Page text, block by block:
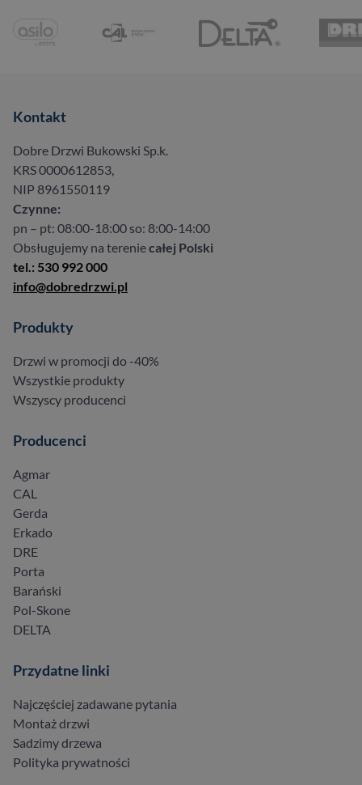
Kontakt
Dobre Drzwi Bukowski Sp.k.
KRS 0000612853,
NIP 8961550119
Czynne:
pn – pt: 08:00-18:00 so: 8:00-14:00
Obsługujemy na tereniecałej Polski
tel.: 530 992 000
info@dobredrzwi.pl
Produkty
Drzwi w promocji do -40%
Wszystkie produkty
Wszyscy producenci
Producenci
Agmar
CAL
Gerda
Erkado
DRE
Porta
Barański
Pol-Skone
DELTA
Przydatne linki
Najczęściej zadawane pytania
Montaż drzwi
Sadzimy drzewa
Polityka prywatności